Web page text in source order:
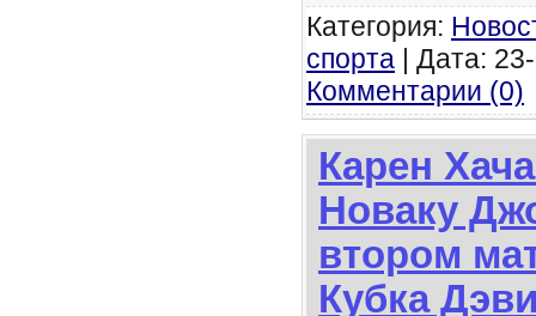
Категория:
спорта | Дата:
Комментарии (0)
Карен
Новаку
втором
Кубка